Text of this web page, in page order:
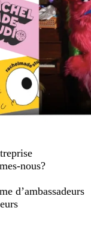
nous?
d’ambassadeurs